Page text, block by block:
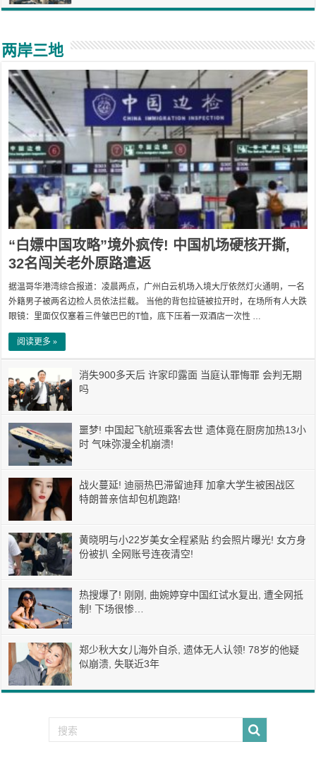
两岸三地
“白嫖中国攻略”境外疯传! 中国机场硬核开撕,
32名闯关老外原路遣返
据温哥华港湾综合报道：凌晨两点，广州白云机场入境大厅依然灯火通明，一名
外籍男子被两名边检人员依法拦截。 当他的背包拉链被拉开时，在场所有人大跌
眼镜：里面仅仅塞着三件皱巴巴的T恤，底下压着一双酒店一次性 …
阅读更多 »
消失900多天后 许家印露面 当庭认罪悔罪 会判无期
吗
噩梦! 中国起飞航班乘客去世 遗体竟在厨房加热13小
时 气味弥漫全机崩溃!
战火蔓延! 迪丽热巴滞留迪拜 加拿大学生被困战区
特朗普亲信却包机跑路!
黄晓明与小22岁美女全程紧贴 约会照片曝光! 女方身
份被扒 全网账号连夜清空!
热搜爆了! 刚刚, 曲婉婷穿中国红试水复出, 遭全网抵
制! 下场很惨…
郑少秋大女儿海外自杀, 遗体无人认领! 78岁的他疑
似崩溃, 失联近3年